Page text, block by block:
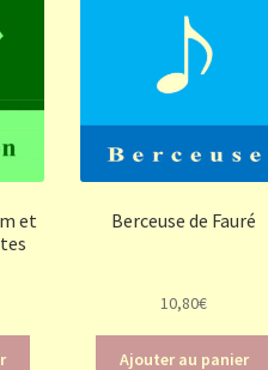
et
Berceuse de Fauré
10,80€
Ajouter au panier